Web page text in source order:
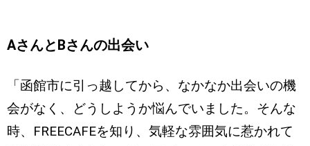
AさんとBさんの出会い
「函館市に引っ越してから、なかなか出会いの機
会がなく、どうしようか悩んでいました。そんな
時、FREECAFEを知り、気軽な雰囲気に惹かれて